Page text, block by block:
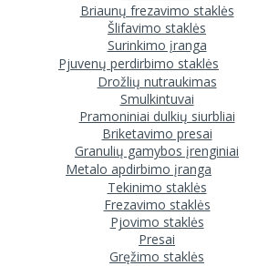
Briaunų frezavimo staklės
Šlifavimo staklės
Surinkimo įranga
Pjuvenų perdirbimo staklės
Drožlių nutraukimas
Smulkintuvai
Pramoniniai dulkių siurbliai
Briketavimo presai
Granulių gamybos įrenginiai
Metalo apdirbimo įranga
Tekinimo staklės
Frezavimo staklės
Pjovimo staklės
Presai
Gręžimo staklės